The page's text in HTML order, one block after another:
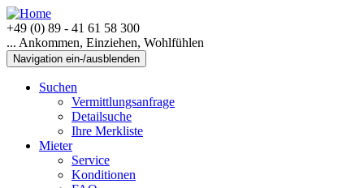
+49 (0) 89 - 41 61 58 300
... Ankommen, Einziehen, Wohlfühlen
Navigation ein-/ausblenden
Suchen
Vermittlungsanfrage
Detailsuche
Ihre Merkliste
Mieter
Service
Konditionen